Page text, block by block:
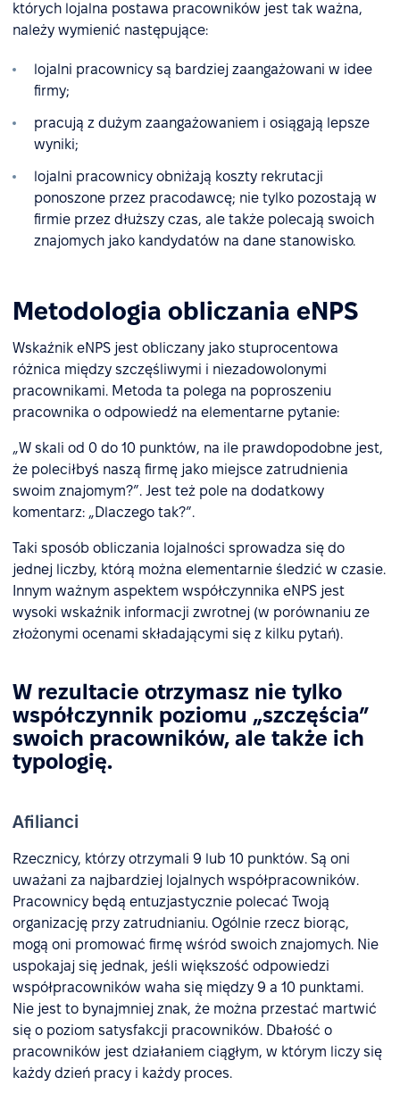
których lojalna postawa pracowników jest tak ważna,
należy wymienić następujące:
lojalni pracownicy są bardziej zaangażowani w idee
firmy;
pracują z dużym zaangażowaniem i osiągają lepsze
wyniki;
lojalni pracownicy obniżają koszty rekrutacji
ponoszone przez pracodawcę; nie tylko pozostają w
firmie przez dłuższy czas, ale także polecają swoich
znajomych jako kandydatów na dane stanowisko.
Metodologia obliczania eNPS
Wskaźnik eNPS jest obliczany jako stuprocentowa
różnica między szczęśliwymi i niezadowolonymi
pracownikami. Metoda ta polega na poproszeniu
pracownika o odpowiedź na elementarne pytanie:
„W skali od 0 do 10 punktów, na ile prawdopodobne jest,
że poleciłbyś naszą firmę jako miejsce zatrudnienia
swoim znajomym?”. Jest też pole na dodatkowy
komentarz: „Dlaczego tak?”.
Taki sposób obliczania lojalności sprowadza się do
jednej liczby, którą można elementarnie śledzić w czasie.
Innym ważnym aspektem współczynnika eNPS jest
wysoki wskaźnik informacji zwrotnej (w porównaniu ze
złożonymi ocenami składającymi się z kilku pytań).
W rezultacie otrzymasz nie tylko
współczynnik poziomu „szczęścia”
swoich pracowników, ale także ich
typologię.
Afilianci
Rzecznicy, którzy otrzymali 9 lub 10 punktów. Są oni
uważani za najbardziej lojalnych współpracowników.
Pracownicy będą entuzjastycznie polecać Twoją
organizację przy zatrudnianiu. Ogólnie rzecz biorąc,
mogą oni promować firmę wśród swoich znajomych. Nie
uspokajaj się jednak, jeśli większość odpowiedzi
współpracowników waha się między 9 a 10 punktami.
Nie jest to bynajmniej znak, że można przestać martwić
się o poziom satysfakcji pracowników. Dbałość o
pracowników jest działaniem ciągłym, w którym liczy się
każdy dzień pracy i każdy proces.